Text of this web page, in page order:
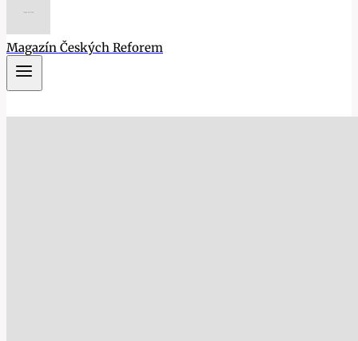
Magazín Českých Reforem